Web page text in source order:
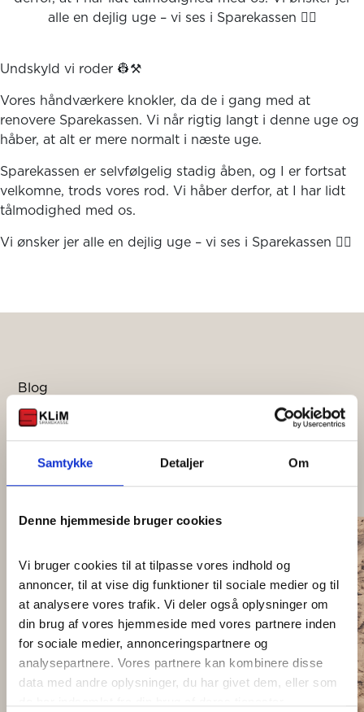
Samtykke Detaljer Om
Denne hjemmeside bruger cookies
Vi bruger cookies til at tilpasse vores indhold og
annoncer, til at vise dig funktioner til sociale medier og til
at analysere vores trafik. Vi deler også oplysninger om
din brug af vores hjemmeside med vores partnere inden
for sociale medier, annonceringspartnere og
analysepartnere. Vores partnere kan kombinere disse
data med andre oplysninger, du har givet dem, eller som
alle en dejlig uge – vi ses i Sparekassen 🙋‍♀️
Undskyld vi roder 👷⚒️
Vores håndværkere knokler, da de i gang med at
renovere Sparekassen. Vi når rigtig langt i denne uge og
håber, at alt er mere normalt i næste uge.
Sparekassen er selvfølgelig stadig åben, og I er fortsat
velkomne, trods vores rod. Vi håber derfor, at I har lidt
tålmodighed med os.
Vi ønsker jer alle en dejlig uge – vi ses i Sparekassen 🙋‍♀️
Blog
Seneste nyheder og tips
Få indsigt i den finansielle sektor
Studiestart
Læs mere